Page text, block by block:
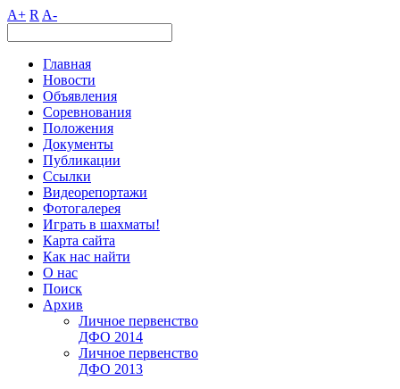
A+ R A-
Главная
Новости
Объявления
Соревнования
Положения
Документы
Публикации
Ссылки
Видеорепортажи
Фотогалерея
Играть в шахматы!
Карта сайта
Как нас найти
О нас
Поиск
Архив
Личное первенство
ДФО 2014
Личное первенство
ДФО 2013